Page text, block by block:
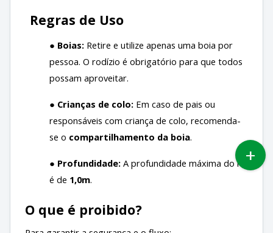
Regras de Uso
● Boias: Retire e utilize apenas uma boia por
pessoa. O rodízio é obrigatório para que todos
possam aproveitar.
● Crianças de colo: Em caso de pais ou
responsáveis com criança de colo, recomenda-
se o compartilhamento da boia.
● Profundidade: A profundidade máxima do rio
é de 1,0m.
O que é proibido?